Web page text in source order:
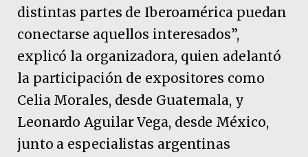
distintas partes de Iberoamérica puedan
conectarse aquellos interesados”,
explicó la organizadora, quien adelantó
la participación de expositores como
Celia Morales, desde Guatemala, y
Leonardo Aguilar Vega, desde México,
junto a especialistas argentinas